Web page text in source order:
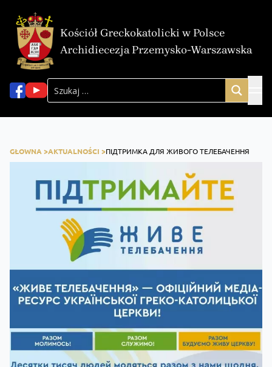
Kościół Greckokatolicki w Polsce
Archidiecezja Przemysko-Warszawska
GŁOWNA >AKTUALNOŚCI >ПІДТРИМКА ДЛЯ ЖИВОГО ТЕЛЕБАЧЕННЯ